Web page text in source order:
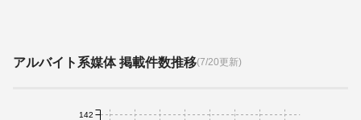
アルバイト系媒体 掲載件数推移(7/20更新)
142